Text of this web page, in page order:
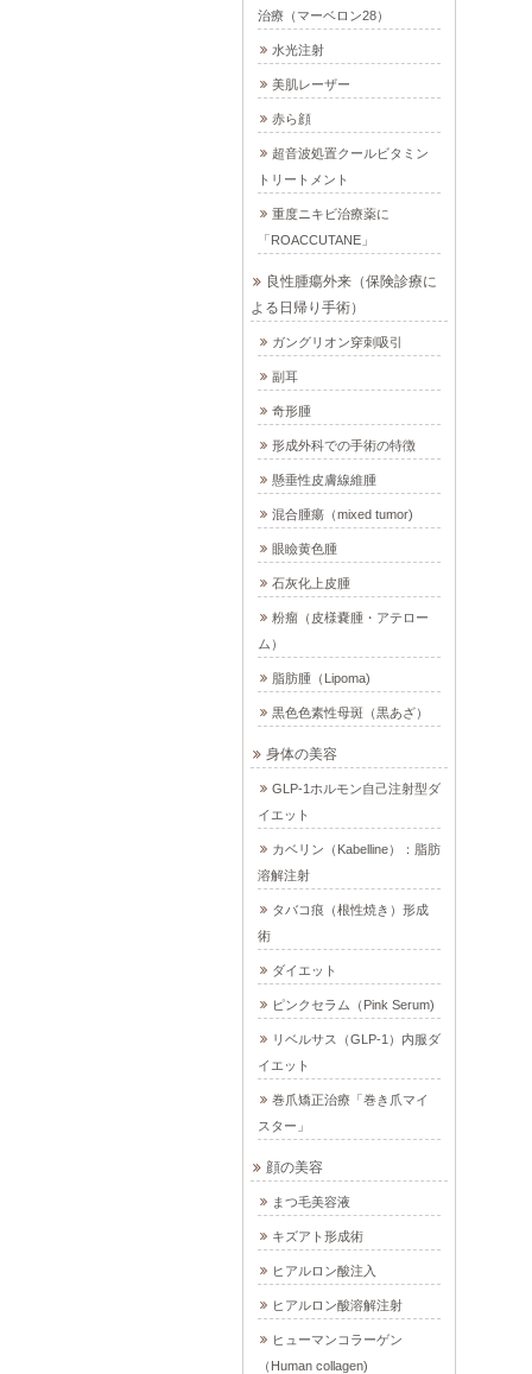
治療（マーベロン28）
水光注射
美肌レーザー
赤ら顔
超音波処置クールビタミン
トリートメント
重度ニキビ治療薬に
「ROACCUTANE」
良性腫瘍外来（保険診療に
よる日帰り手術）
ガングリオン穿刺吸引
副耳
奇形腫
形成外科での手術の特徴
懸垂性皮膚線維腫
混合腫瘍（mixed tumor)
眼瞼黄色腫
石灰化上皮腫
粉瘤（皮様嚢腫・アテロー
ム）
脂肪腫（Lipoma)
黒色色素性母斑（黒あざ）
身体の美容
GLP-1ホルモン自己注射型ダ
イエット
カベリン（Kabelline）：脂肪
溶解注射
タバコ痕（根性焼き）形成
術
ダイエット
ピンクセラム（Pink Serum)
リベルサス（GLP-1）内服ダ
イエット
巻爪矯正治療「巻き爪マイ
スター」
顔の美容
まつ毛美容液
キズアト形成術
ヒアルロン酸注入
ヒアルロン酸溶解注射
ヒューマンコラーゲン
（Human collagen)